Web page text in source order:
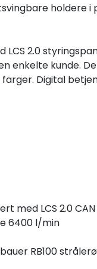
holdere
2.0
kunde.
Digital
med LCS 2.0
6400 l/min
RB100